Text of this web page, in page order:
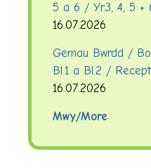
5 a 6 / Yr.3, 4, 5 +
16.07.2026
Gemau Bwrdd /
Bl.1 a Bl.2 /
16.07.2026
Mwy/More